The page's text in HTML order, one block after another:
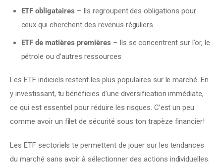
ETF obligataires – Ils regroupent des obligations pour
ceux qui cherchent des revenus réguliers
ETF de matières premières – Ils se concentrent sur l’or, le
pétrole ou d’autres ressources
Les ETF indiciels restent les plus populaires sur le marché. En
y investissant, tu bénéficies d’une diversification immédiate,
ce qui est essentiel pour réduire les risques. C’est un peu
comme avoir un filet de sécurité sous ton trapèze financier!
Les ETF sectoriels te permettent de jouer sur les tendances
du marché sans avoir à sélectionner des actions individuelles.